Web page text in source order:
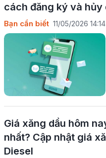
cách đăng ký và hủy
Bạn cần biết 11/05/2026 14:14
Giá xăng dầu hôm
nhất? Cập nhật giá
Diesel